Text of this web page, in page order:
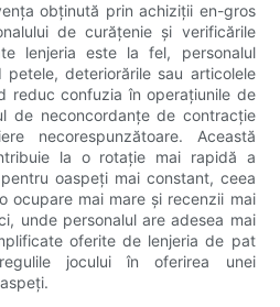
obținută prin achiziții en-gros
de curățenie și verificările
lenjeria este la fel, personalul
deteriorările sau articolele
reduc confuzia în operațiunile de
de neconcordanțe de contracție
necorespunzătoare. Această
la o rotație mai rapidă a
oaspeți mai constant, ceea
ocupare mai mare și recenzii mai
unde personalul are adesea mai
oferite de lenjeria de pat
jocului în oferirea unei